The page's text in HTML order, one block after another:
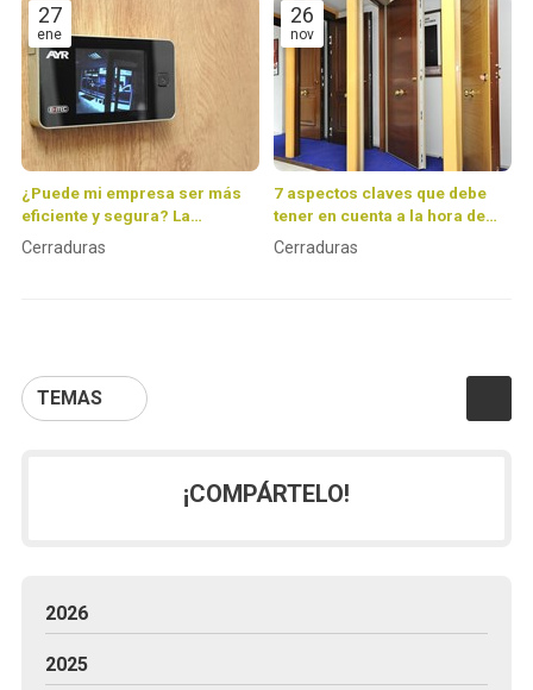
TEMAS
27
ene
¿Puede mi empresa ser más
eficiente y segura? La
respuesta está en el control de
Cerraduras
26
nov
7 aspectos claves que debe
tener en cuenta a la hora de
comprar una puerta
Cerraduras
¡COMPÁRTELO!
2026
2025